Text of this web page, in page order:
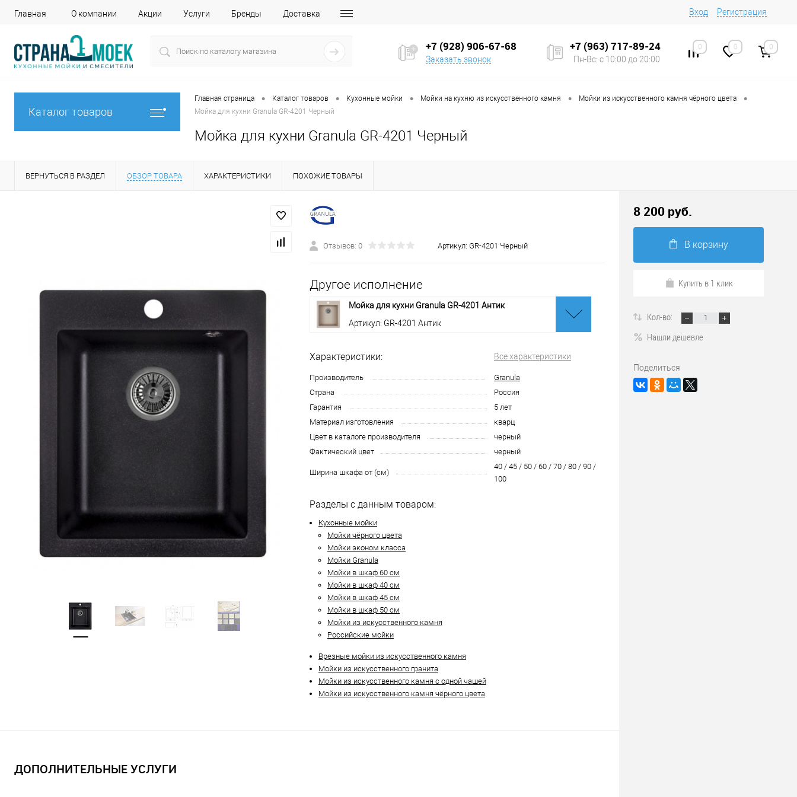
Главная О компании Акции Услуги Бренды Доставка Вход Регистрация
+7 (928) 906-67-68
Заказать звонок
+7 (963) 717-89-24
Пн-Вс: с 10:00 до 20:00
0 0 0
Каталог товаров
Главная страница • Каталог товаров • Кухонные мойки • Мойки на кухню из искусственного камня • Мойки из искусственного камня чёрного цвета •
Мойка для кухни Granula GR-4201 Черный
Мойка для кухни Granula GR-4201 Черный
ВЕРНУТЬСЯ В РАЗДЕЛ ОБЗОР ТОВАРА ХАРАКТЕРИСТИКИ ПОХОЖИЕ ТОВАРЫ
Отзывов: 0 Артикул: GR-4201 Черный
Другое исполнение
Мойка для кухни Granula GR-4201 Антик
Артикул: GR-4201 Антик
Характеристики: Все характеристики
Производитель
Granula
Страна
Россия
Гарантия
5 лет
Материал изготовления
кварц
Цвет в каталоге производителя
черный
Фактический цвет
черный
Ширина шкафа от (см)
40 / 45 / 50 / 60 / 70 / 80 / 90 /
100
Разделы с данным товаром:
Кухонные мойки
Мойки чёрного цвета
Мойки эконом класса
Мойки Granula
Мойки в шкаф 60 см
Мойки в шкаф 40 см
Мойки в шкаф 45 см
Мойки в шкаф 50 см
Мойки из искусственного камня
Российские мойки
Врезные мойки из искусственного камня
Мойки из искусственного гранита
Мойки из искусственного камня с одной чашей
Мойки из искусственного камня чёрного цвета
ДОПОЛНИТЕЛЬНЫЕ УСЛУГИ
8 200 руб.
В корзину
Купить в 1 клик
Кол-во:
Нашли дешевле
Поделиться